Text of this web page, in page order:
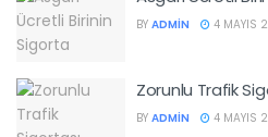
BY ADMIN 4 MAYIS
Zorunlu Trafik
BY ADMIN 4 MAYIS